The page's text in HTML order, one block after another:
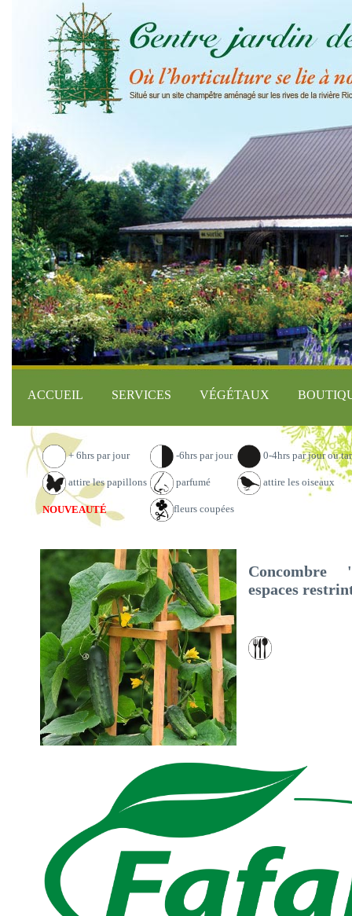
ACCUEIL SERVICES VÉGÉTAUX
+ 6hrs par jour -6hrs par jour 0-4hrs par jour ou
attire les papillons parfumé attire les oiseaux
NOUVEAUTÉ fleurs coupées
espaces